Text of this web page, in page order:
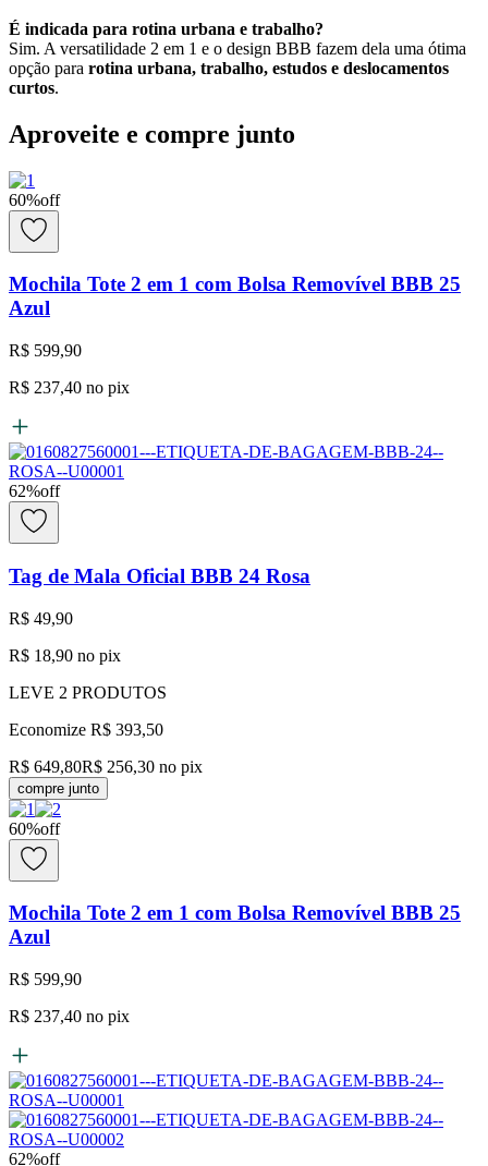
É indicada para rotina urbana e trabalho?
Sim. A versatilidade 2 em 1 e o design BBB fazem dela uma ótima
opção para rotina urbana, trabalho, estudos e deslocamentos
curtos.
Aproveite e compre junto
60%off
Mochila Tote 2 em 1 com Bolsa Removível BBB 25
Azul
R$ 599,90
R$ 237,40 no pix
62%off
Tag de Mala Oficial BBB 24 Rosa
R$ 49,90
R$ 18,90 no pix
LEVE 2 PRODUTOS
Economize R$ 393,50
R$ 649,80R$ 256,30 no pix
compre junto
60%off
Mochila Tote 2 em 1 com Bolsa Removível BBB 25
Azul
R$ 599,90
R$ 237,40 no pix
62%off